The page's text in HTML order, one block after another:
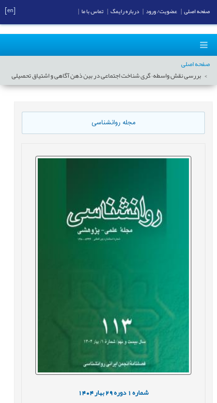
صفحه اصلی
بررسی نقش واسطه¬گری شناخت اجتماعی در بین ذهن آگاهی و اشتیاق تحصیلی
مجله روانشناسی
شماره1 دوره29 بهار1404
صفحه اصلی عضویت/ ورود درباره رایمگ تماس با ما